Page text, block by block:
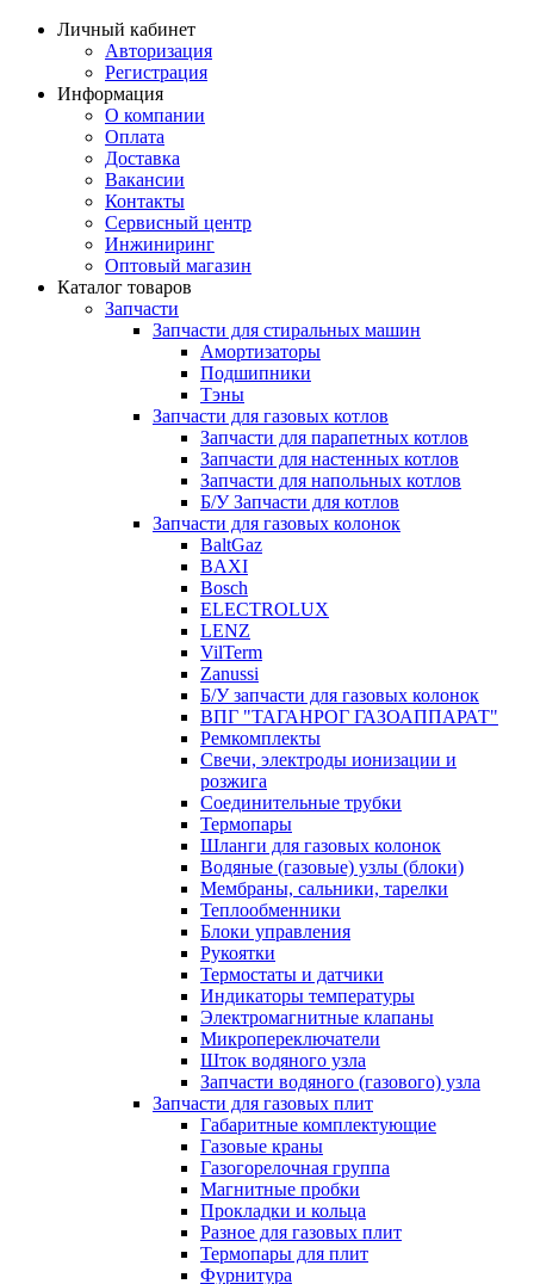
Личный кабинет
Авторизация
Регистрация
Информация
О компании
Оплата
Доставка
Вакансии
Контакты
Сервисный центр
Инжиниринг
Оптовый магазин
Каталог товаров
Запчасти
Запчасти для стиральных машин
Амортизаторы
Подшипники
Тэны
Запчасти для газовых котлов
Запчасти для парапетных котлов
Запчасти для настенных котлов
Запчасти для напольных котлов
Б/У Запчасти для котлов
Запчасти для газовых колонок
BaltGaz
BAXI
Bosch
ELECTROLUX
LENZ
VilTerm
Zanussi
Б/У запчасти для газовых колонок
ВПГ "ТАГАНРОГ ГАЗОАППАРАТ"
Ремкомплекты
Свечи, электроды ионизации и
розжига
Соединительные трубки
Термопары
Шланги для газовых колонок
Водяные (газовые) узлы (блоки)
Мембраны, сальники, тарелки
Теплообменники
Блоки управления
Рукоятки
Термостаты и датчики
Индикаторы температуры
Электромагнитные клапаны
Микропереключатели
Шток водяного узла
Запчасти водяного (газового) узла
Запчасти для газовых плит
Габаритные комплектующие
Газовые краны
Газогорелочная группа
Магнитные пробки
Прокладки и кольца
Разное для газовых плит
Термопары для плит
Фурнитура